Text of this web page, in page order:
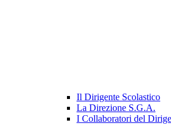
Il Dirigente Scolastico
La Direzione S.G.A.
I Collaboratori del